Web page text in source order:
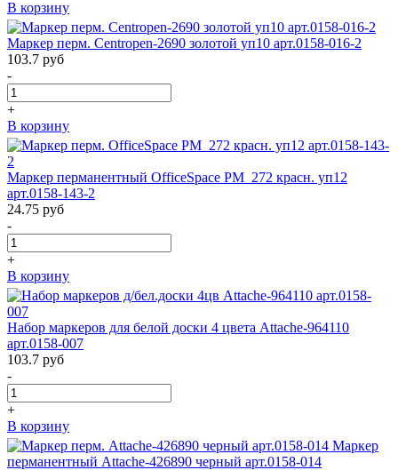
В корзину
Маркер перм. Centropen-2690 золотой уп10 арт.0158-016-2
103.7 руб
-
+
В корзину
Маркер перманентный OfficeSpace PM_272 красн. уп12
арт.0158-143-2
24.75 руб
-
+
В корзину
Набор маркеров для белой доски 4 цвета Attache-964110
арт.0158-007
103.7 руб
-
+
В корзину
Маркер
перманентный Attache-426890 черный арт.0158-014